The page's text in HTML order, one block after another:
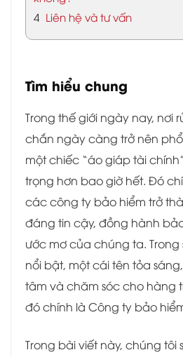
4 Liên hệ và tư vấn
Tìm hiểu chung
Trong thế giới ngày nay, nơi
chắn ngày càng trở nên
một chiếc “áo giáp tài
trọng hơn bao giờ hết. Đó
các công ty bảo hiểm trở
đáng tin cậy, đồng hành
ước mơ của chúng ta. Trong
nổi bật, một cái tên tỏa
tâm và chăm sóc cho hàng
đó chính là Công ty bảo
Trong bài viết này, chúng tôi